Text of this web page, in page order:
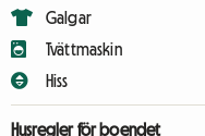
Galgar
Tvättmaskin
Hiss
Husregler för boendet